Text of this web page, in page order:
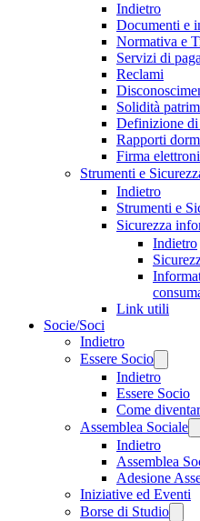
Indietro
Documenti e
Normativa e
Servizi di
Reclami
Solidità
Definizione
Rapporti
Firma
Strumenti e
Indietro
Strumenti e
Sicurezza
Indietro
Link utili
Socie/Soci
Indietro
Essere Socio
Indietro
Essere Socio
Come
Assemblea Sociale
Indietro
Assemblea
Adesione
Iniziative ed Eventi
Borse di Studio